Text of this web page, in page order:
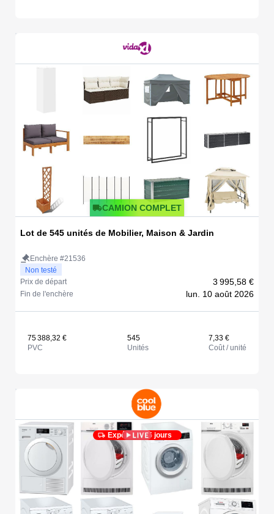
CAMION COMPLET
Lot de 545 unités de Mobilier, Maison & Jardin
Enchère #21536
Non testé
Prix de départ
3 995,58 €
Fin de l'enchère lun. 10 août 2026
75 388,32 €
PVC
545
Unités
7,33 €
Coût / unité
Expédié en 5 jours